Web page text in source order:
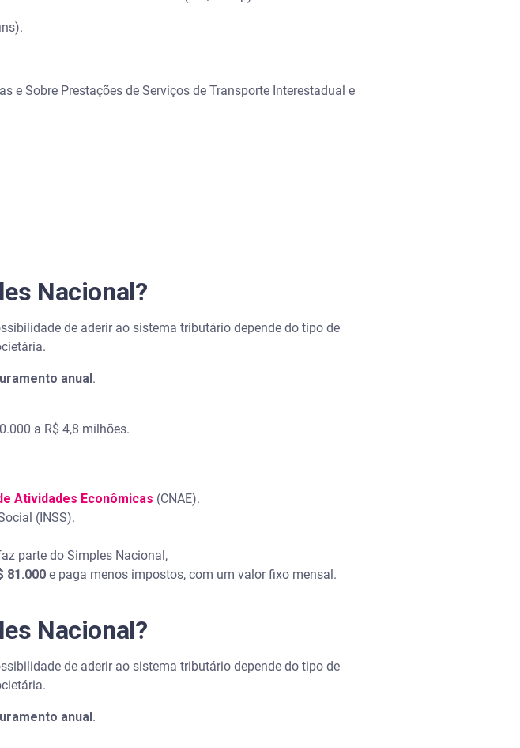
e Sobre Prestações de Serviços de Transporte Interestadual e
Nacional?
de aderir ao sistema tributário depende do tipo de
anual.
a R$ 4,8 milhões.
Atividades Econômicas (CNAE).
(INSS).
parte do Simples Nacional,
81.000 e paga menos impostos, com um valor fixo mensal.
Nacional?
de aderir ao sistema tributário depende do tipo de
anual.